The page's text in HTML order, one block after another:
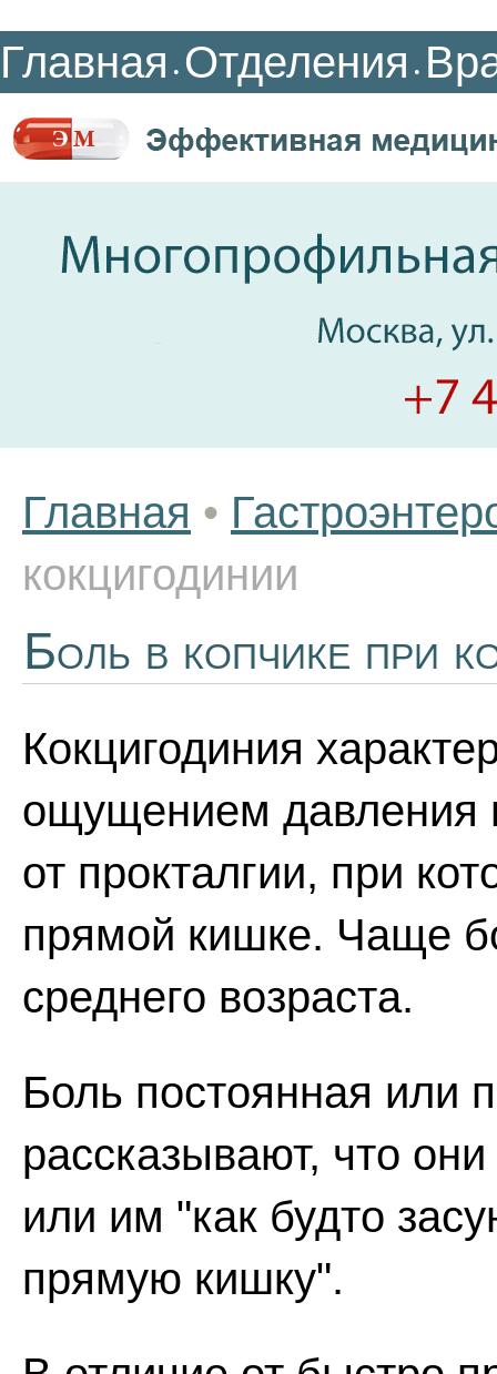
Главная • Отделения •
Главная •
кокцигодинии
Боль в копчике при
Кокцигодиния
ощущением давления
от прокталгии, при
прямой кишке. Чаще
среднего возраста.
Боль постоянная или
рассказывают, что
или им "как будто
прямую кишку".